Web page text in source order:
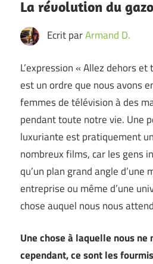
La révolution du
Ecrit parArmand D.
L’expression « Allez dehors
est un ordre que nous avons
femmes de télévision à des
pendant toute notre vie. Une
luxuriante est pratiquement
nombreux films, car les gens
qu’un plan grand angle d’une
entreprise ou même d’une
chose auquel nous nous
Une chose à laquelle nous ne
cependant, ce sont les